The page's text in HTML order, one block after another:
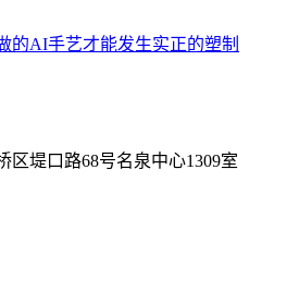
的AI手艺才能发生实正的塑制
区堤口路68号名泉中心1309室